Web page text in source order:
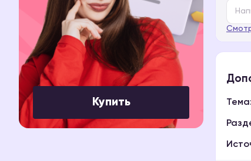
Тема:
Купить